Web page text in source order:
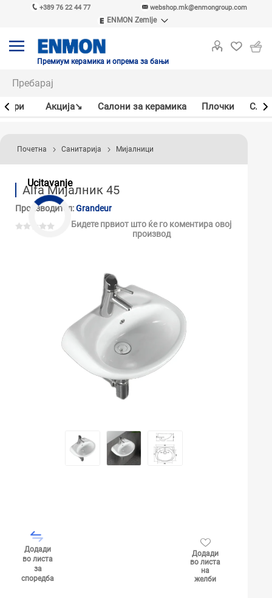
+389 76 22 44 77 webshop.mk@enmongroup.com
ENMON Zemlje
ENMON MKD
Премиум керамика и опрема за бањи
Акцијa↘ Салони за керамика Плочки
Ucitavanje
Почетна Санитарија Мијалници
Alfa Мијалник 45
Производител:Grandeur
Бидете првиот што ќе го коментира овој
производ
Додади
во листа
за
споредба
Додади
во листа
на
желби